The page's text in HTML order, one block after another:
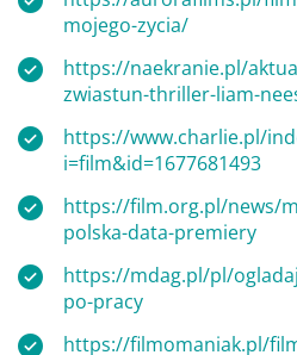
mojego-zycia/
https://naekranie.pl/
zwiastun-thriller-liam-
https://www.charlie.pl/
i=film&id=1677681493
https://film.org.pl/news/
polska-data-premiery
https://mdag.pl/pl/
po-pracy
https://filmomaniak.pl/